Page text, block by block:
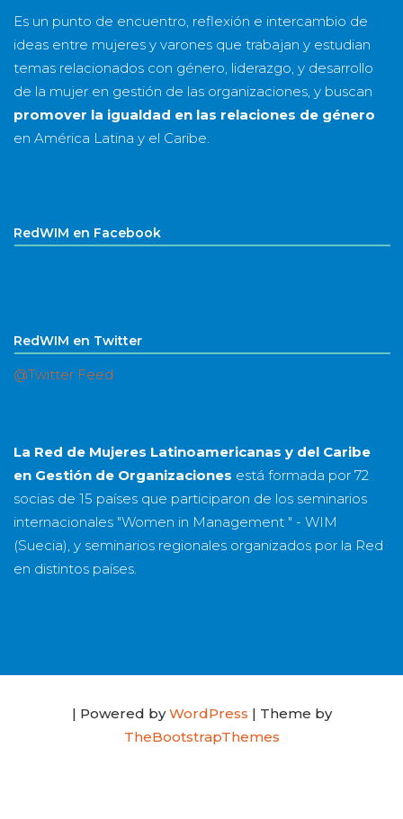
Es un punto de encuentro, reflexión e intercambio de
ideas entre mujeres y varones que trabajan y estudian
temas relacionados con género, liderazgo, y desarrollo
de la mujer en gestión de las organizaciones, y buscan
promover la igualdad en las relaciones de género
en América Latina y el Caribe.
RedWIM en Facebook
RedWIM en Twitter
@Twitter Feed
La Red de Mujeres Latinoamericanas y del Caribe
en Gestión de Organizaciones está formada por 72
socias de 15 países que participaron de los seminarios
internacionales "Women in Management " - WIM
(Suecia), y seminarios regionales organizados por la Red
en distintos países.
| Powered byWordPress | Theme by
TheBootstrapThemes